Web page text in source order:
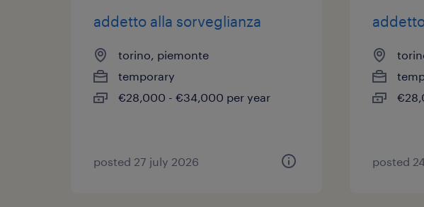
addetto alla sorveglianza
torino, piemonte
temporary
€28,000 - €34,000 per year
posted 27 july 2026 posted